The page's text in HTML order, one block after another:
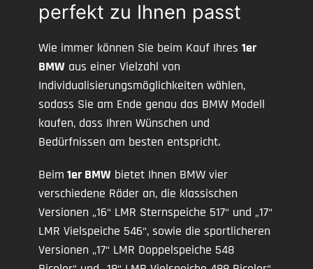
perfekt zu Ihnen passt
Wie immer können Sie beim Kauf Ihres 1er
BMW aus einer Vielzahl von
Individualisierungsmöglichkeiten wählen,
sodass Sie am Ende genau das BMW Modell
kaufen, dass Ihren Wünschen und
Bedürfnissen am besten entspricht.
Beim 1er BMW bietet Ihnen BMW vier
verschiedene Räder an, die klassischen
Versionen „16“ LMR Sternspeiche 517“ und „17“
LMR Vielspeiche 546“, sowie die sportlicheren
Versionen „17“ LMR Doppelspeiche 548